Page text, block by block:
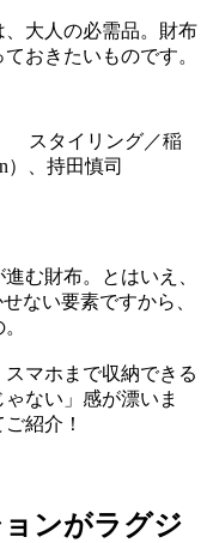
大人の必需品。財布
おきたいものです。
スタイリング／稲
、持田慎司
む財布。とはいえ、
ない要素ですから、
マホまで収納できる
ない」感が漂いま
紹介！
ンがラグジ